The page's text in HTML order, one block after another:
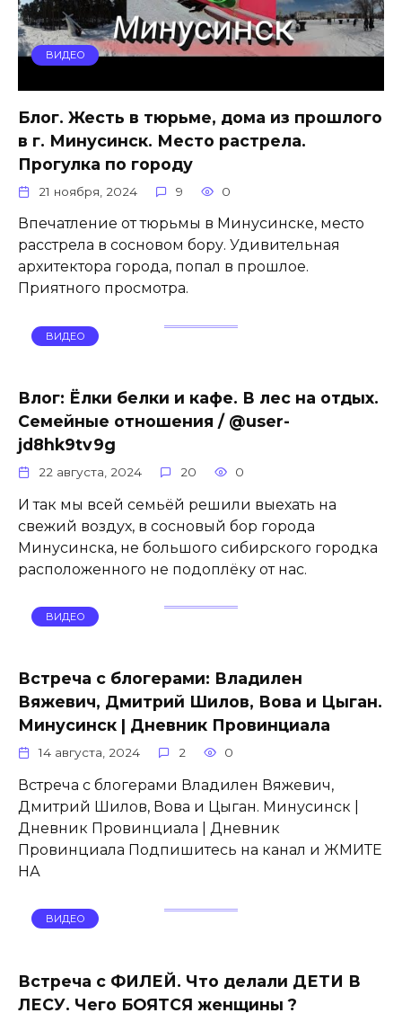
ВИДЕО
Блог. Жесть в тюрьме, дома из прошлого
в г. Минусинск. Место растрела.
Прогулка по городу
21 ноября, 2024 9 0
Впечатление от тюрьмы в Минусинске, место
расстрела в сосновом бору. Удивительная
архитектора города, попал в прошлое.
Приятного просмотра.
ВИДЕО
Влог: Ёлки белки и кафе. В лес на отдых.
Семейные отношения / @user-
jd8hk9tv9g
22 августа, 2024 20 0
И так мы всей семьёй решили выехать на
свежий воздух, в сосновый бор города
Минусинска, не большого сибирского городка
расположенного не подоплёку от нас.
ВИДЕО
Встреча с блогерами: Владилен
Вяжевич, Дмитрий Шилов, Вова и Цыган.
Минусинск | Дневник Провинциала
14 августа, 2024 2 0
Встреча с блогерами Владилен Вяжевич,
Дмитрий Шилов, Вова и Цыган. Минусинск |
Дневник Провинциала | Дневник
Провинциала Подпишитесь на канал и ЖМИТЕ
НА
ВИДЕО
Встреча с ФИЛЕЙ. Что делали ДЕТИ В
ЛЕСУ. Чего БОЯТСЯ женщины ?